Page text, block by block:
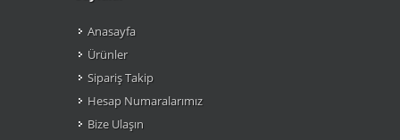
Anasayfa
Ürünler
Sipariş Takip
Hesap Numaralarımız
Bize Ulaşın